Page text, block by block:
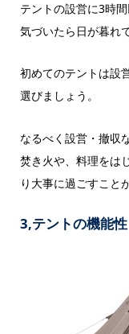
テントの設営に3時間
気づいたら日が暮れ
初めてのテントは設
選びましょう。
なるべく設営・撤収
焚き火や、料理をは
り大事に過ごすこと
3,テントの機能性